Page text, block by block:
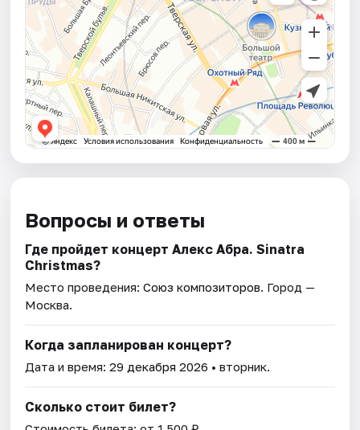
Вопросы и ответы
Где пройдет концерт Алекс Абра. Sinatra
Christmas?
Место проведения:Союз композиторов. Город —
Москва.
Когда запланирован концерт?
Дата и время:29 декабря 2026 • вторник.
Сколько стоит билет?